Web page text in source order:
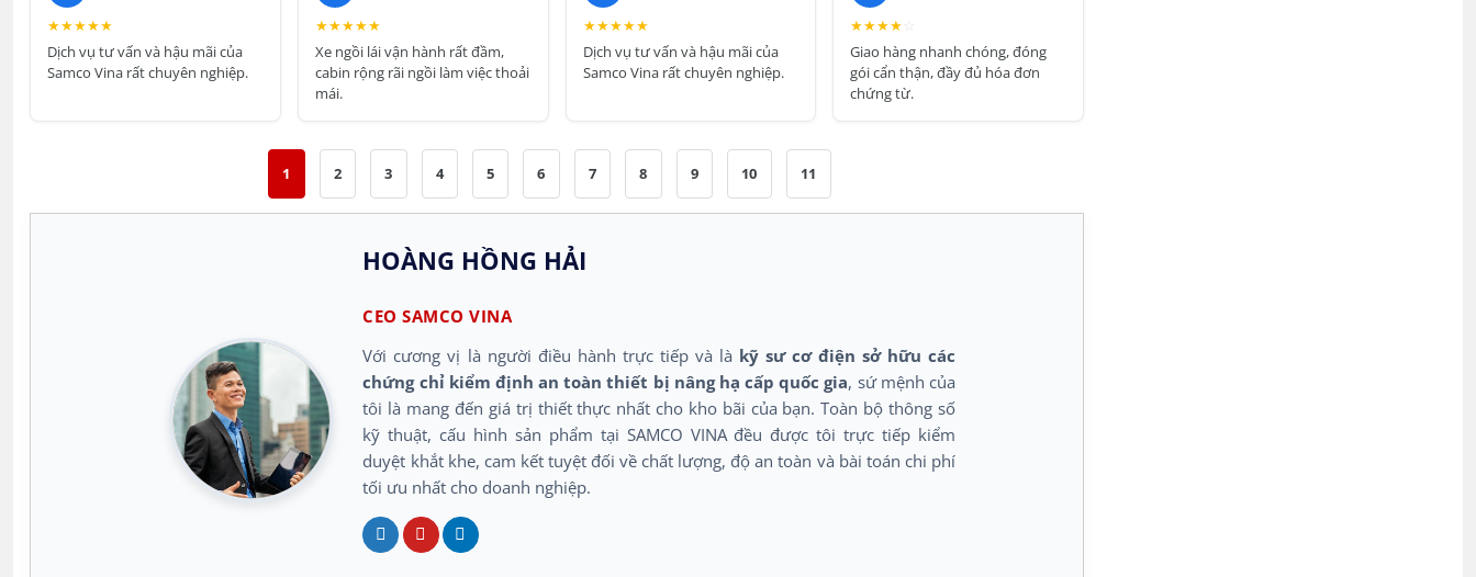
★★★★★
Dịch vụ tư vấn và hậu mãi của
Samco Vina rất chuyên nghiệp.
★★★★★
Xe ngồi lái vận hành rất đầm,
cabin rộng rãi ngồi làm việc thoải
mái.
★★★★★
Dịch vụ tư vấn và hậu mãi của
Samco Vina rất chuyên nghiệp.
★★★★
Giao hàng nhanh chóng, đóng
gói cẩn thận, đầy đủ hóa đơn
chứng từ.
1 2 3 4 5 6 7 8 9 10 11
HOÀNG HỒNG HẢI
CEO SAMCO VINA
Với cương vị là người điều hành trực tiếp và là kỹ sư cơ điện sở hữu các
chứng chỉ kiểm định an toàn thiết bị nâng hạ cấp quốc gia, sứ mệnh của
tôi là mang đến giá trị thiết thực nhất cho kho bãi của bạn. Toàn bộ thông số
kỹ thuật, cấu hình sản phẩm tại SAMCO VINA đều được tôi trực tiếp kiểm
duyệt khắt khe, cam kết tuyệt đối về chất lượng, độ an toàn và bài toán chi phí
tối ưu nhất cho doanh nghiệp.